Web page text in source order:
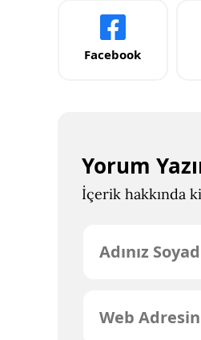
Facebook
Yorum
İçerik hakkında